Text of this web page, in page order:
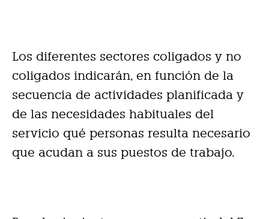
Los diferentes sectores coligados y no
coligados indicarán, en función de la
secuencia de actividades planificada y
de las necesidades habituales del
servicio qué personas resulta necesario
que acudan a sus puestos de trabajo.